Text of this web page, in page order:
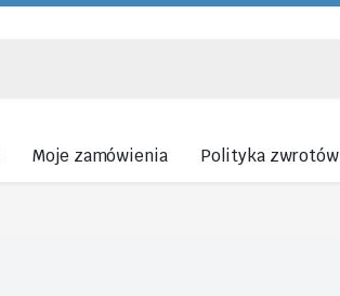
Moje zamówienia Polityka zwrotów